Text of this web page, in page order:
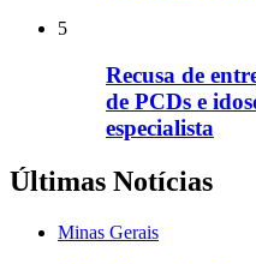
5
Recusa de
de PCDs e
especialista
Últimas Notícias
Minas Gerais